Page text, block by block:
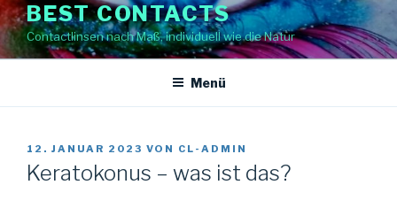
BEST CONTACTS
Contactlinsen nach Maß, individuell wie die Natur
Menü
VERÖFFENTLICHT
AM
12. JANUAR 2023 VON CL-ADMIN
Keratokonus – was ist das?